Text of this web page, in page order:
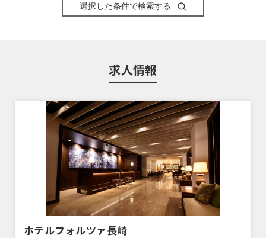
選択した条件で検索する
求人情報
ホテルフォルツァ長崎